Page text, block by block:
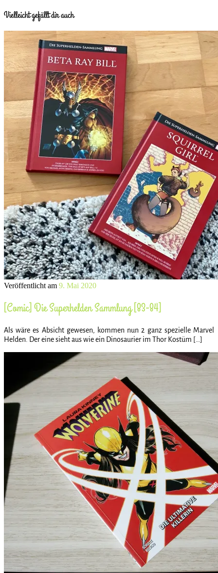
Vielleicht gefällt dir auch
Veröffentlicht am 9. Mai 2020
[Comic] Die Superhelden Sammlung [83-84]
Als wäre es Absicht gewesen, kommen nun 2 ganz spezielle Marvel
Helden. Der eine sieht aus wie ein Dinosaurier im Thor Kostüm […]